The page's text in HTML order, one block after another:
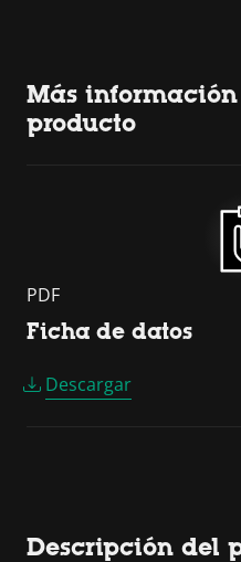
Más información
producto
PDF
Ficha de datos
Descargar
Descripción del